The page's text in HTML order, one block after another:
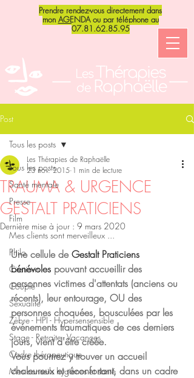
Prendre rendez-vous directement dans
mon AGENDAou par téléphone au
07.81.62.85.95
Post
Tous les posts
Santé mentale
Presse
Film
Mes clients sont merveilleux ...
Philo
Citations
Couple
Sexualite
Zèbre - HPI - Hypersensensible
Stage - Retraite - Vacances
Cadre thérapeutique
Mes conseils hygiènes et santé
Tous les posts
TRAUMA & URGENCE
GESTALT PRATICIENS
Les Thérapies de Raphaëlle
23 nov. 2015 1 min de lecture
Dernière mise à jour : 9 mars 2020
Une cellule de Gestalt Praticiens
bénévoles pouvant accueillir des
personnes victimes d'attentats (anciens ou
récents), leur entourage, OU des
personnes choquées, bousculées par les
événements traumatiques de ces derniers
jours, vient d'être créée.
Vous pourrrez y trouver un accueil
chaleureux et réconfortant, dans un cadre